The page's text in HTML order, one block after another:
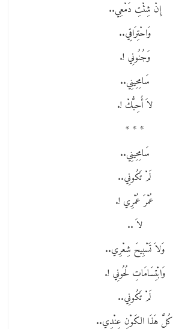
إِنْ شِئْتِ دَمْعِي..
وَاحْتِرَاقِي..
وَجُنُونِي !.
سَامِحِينِي..
لاَ أُحِبُّكْ !.
* * *
سَامِحِينِي..
لَمْ تَكُونِي..
عُمْرَ عُمْرِي !.
لاَ ..
وَلاَ تَسْبِيحَ شِعْرِي..
وَابْتِسَامَاتِ لُحُونِي !.
لَمْ تَكُونِي..
كُلَّ هَذَا الكَوْنِ عِنْدِي..